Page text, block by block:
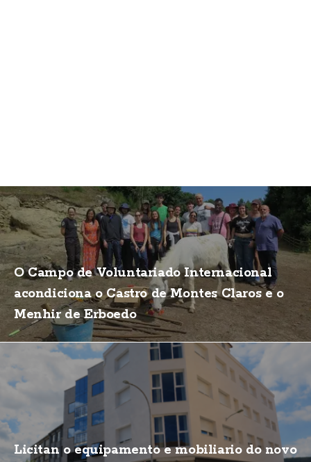
O Campo de Voluntariado Internacional
acondiciona o Castro de Montes Claros e o
Menhir de Erboedo
Licitan o equipamento e mobiliario do novo